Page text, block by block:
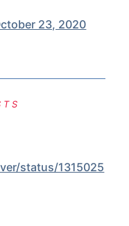
23, 2020
status/1315025